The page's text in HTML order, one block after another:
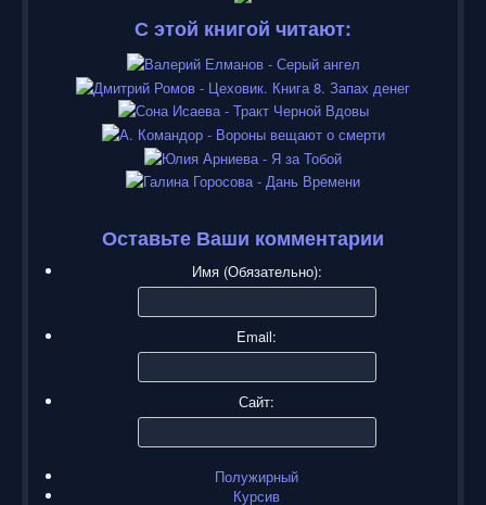
С этой книгой читают:
Оставьте Ваши комментарии
Имя (Обязательно):
Email:
Сайт:
Полужирный
Курсив